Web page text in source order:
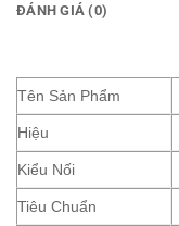
ĐÁNH GIÁ (0)
Tên Sản Phẩm
Hiệu
Kiểu Nối
Tiêu Chuẩn